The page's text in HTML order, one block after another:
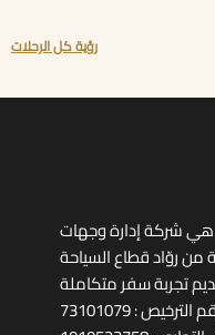
رؤية كل الرحلات
هي شركة إدارة وجهات
روّاد قطاع السياحة
تجربة سفر متكاملة
الترخيص : 73101079